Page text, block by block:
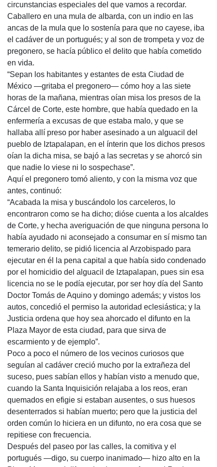
circunstancias especiales del que vamos a recordar.
Caballero en una mula de albarda, con un indio en las
ancas de la mula que lo sostenía para que no cayese, iba
el cadáver de un portugués; y al son de trompeta y voz de
pregonero, se hacía público el delito que había cometido
en vida.
“Sepan los habitantes y estantes de esta Ciudad de
México —gritaba el pregonero— cómo hoy a las siete
horas de la mañana, mientras oían misa los presos de la
Cárcel de Corte, este hombre, que había quedado en la
enfermería a excusas de que estaba malo, y que se
hallaba allí preso por haber asesinado a un alguacil del
pueblo de Iztapalapan, en el ínterin que los dichos presos
oían la dicha misa, se bajó a las secretas y se ahorcó sin
que nadie lo viese ni lo sospechase”.
Aquí el pregonero tomó aliento, y con la misma voz que
antes, continuó:
“Acabada la misa y buscándolo los carceleros, lo
encontraron como se ha dicho; dióse cuenta a los alcaldes
de Corte, y hecha averiguación de que ninguna persona lo
había ayudado ni aconsejado a consumar en sí mismo tan
temerario delito, se pidió licencia al Arzobispado para
ejecutar en él la pena capital a que había sido condenado
por el homicidio del alguacil de Iztapalapan, pues sin esa
licencia no se le podía ejecutar, por ser hoy día del Santo
Doctor Tomás de Aquino y domingo además; y vistos los
autos, concedió el permiso la autoridad eclesiástica; y la
Justicia ordena que hoy sea ahorcado el difunto en la
Plaza Mayor de esta ciudad, para que sirva de
escarmiento y de ejemplo”.
Poco a poco el número de los vecinos curiosos que
seguían al cadáver creció mucho por la extrañeza del
suceso, pues sabían ellos y habían visto a menudo que,
cuando la Santa Inquisición relajaba a los reos, eran
quemados en efigie si estaban ausentes, o sus huesos
desenterrados si habían muerto; pero que la justicia del
orden común lo hiciera en un difunto, no era cosa que se
repitiese con frecuencia.
Después del paseo por las calles, la comitiva y el
portugués —digo, su cuerpo inanimado— hizo alto en la